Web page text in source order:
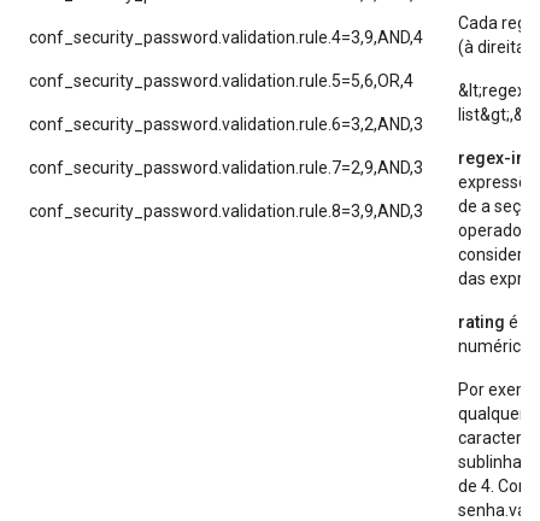
conf_security_password.validation.rule.4=3,9,AND,4
conf_security_password.validation.rule.5=5,6,OR,4
conf_security_password.validation.rule.6=3,2,AND,3
conf_security_password.validation.rule.7=2,9,AND,3
conf_security_password.validation.rule.8=3,9,AND,3
Cada
(à direita
&lt;regex-
regex-
de a
operador
das
rating é a
numérica
Por
qualquer
caractere
de 4. Com